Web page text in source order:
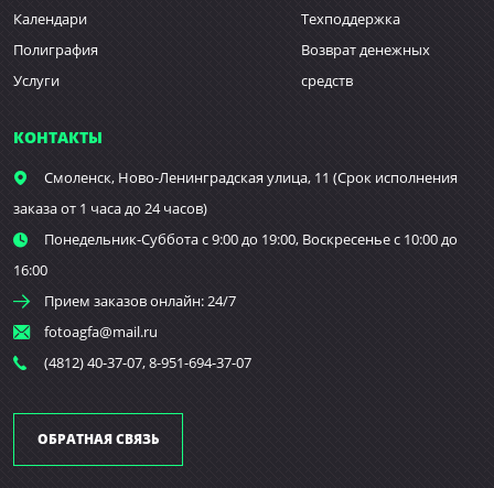
Календари
Полиграфия
Услуги
Техподдержка
Возврат денежных
средств
КОНТАКТЫ
Смоленск, Ново-Ленинградская улица, 11 (Срок исполнения
заказа от 1 часа до 24 часов)
Понедельник-Суббота с 9:00 до 19:00, Воскресенье с 10:00 до
16:00
Прием заказов онлайн: 24/7
fotoagfa@mail.ru
(4812) 40-37-07, 8-951-694-37-07
ОБРАТНАЯ СВЯЗЬ